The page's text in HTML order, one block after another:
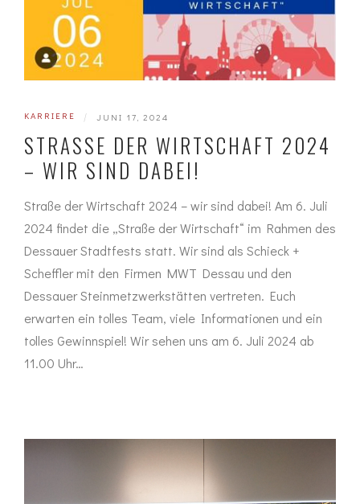
KARRIERE | JUNI 17, 2024
STRASSE DER WIRTSCHAFT 2024 –
WIR SIND DABEI!
Straße der Wirtschaft 2024 – wir sind dabei! Am 6. Juli
2024 findet die „Straße der Wirtschaft“ im Rahmen des
Dessauer Stadtfests statt. Wir sind als Schieck +
Scheffler mit den Firmen MWT Dessau und den
Dessauer Steinmetzwerkstätten vertreten. Euch
erwarten ein tolles Team, viele Informationen und ein
tolles Gewinnspiel! Wir sehen uns am 6. Juli 2024 ab
11.00 Uhr…